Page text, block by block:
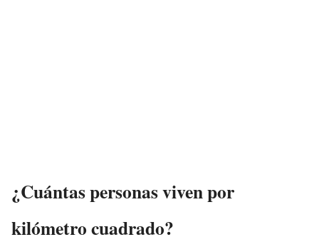
¿Cuántas personas viven por
kilómetro cuadrado?